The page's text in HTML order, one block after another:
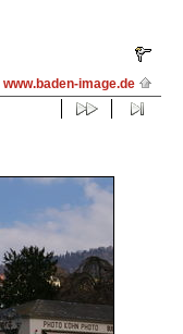
www.baden-image.de